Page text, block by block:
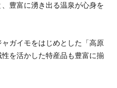
豊富に湧き出る温泉が心身を
ガイモをはじめとした「高原
を活かした特産品も豊富に揃